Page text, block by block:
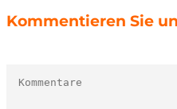
Kommentieren Sie